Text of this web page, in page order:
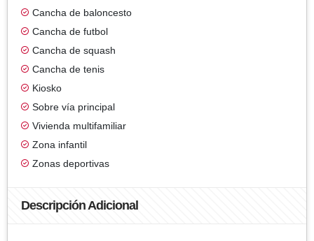
Cancha de baloncesto
Cancha de futbol
Cancha de squash
Cancha de tenis
Kiosko
Sobre vía principal
Vivienda multifamiliar
Zona infantil
Zonas deportivas
Descripción Adicional